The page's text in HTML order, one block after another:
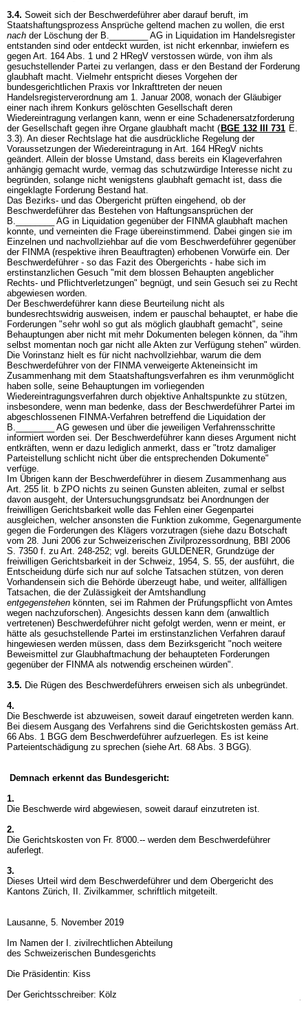
3.4. Soweit sich der Beschwerdeführer aber darauf beruft, im
Staatshaftungsprozess Ansprüche geltend machen zu wollen, die erst
nach der Löschung der B.________ AG in Liquidation im Handelsregister
entstanden sind oder entdeckt wurden, ist nicht erkennbar, inwiefern es
gegen Art. 164 Abs. 1 und 2 HRegV verstossen würde, von ihm als
gesuchstellender Partei zu verlangen, dass er den Bestand der Forderung
glaubhaft macht. Vielmehr entspricht dieses Vorgehen der
bundesgerichtlichen Praxis vor Inkrafttreten der neuen
Handelsregisterverordnung am 1. Januar 2008, wonach der Gläubiger
einer nach ihrem Konkurs gelöschten Gesellschaft deren
Wiedereintragung verlangen kann, wenn er eine Schadenersatzforderung
der Gesellschaft gegen ihre Organe glaubhaft macht ( BGE 132 III 731 E.
3.3). An dieser Rechtslage hat die ausdrückliche Regelung der
Voraussetzungen der Wiedereintragung in Art. 164 HRegV nichts
geändert. Allein der blosse Umstand, dass bereits ein Klageverfahren
anhängig gemacht wurde, vermag das schutzwürdige Interesse nicht zu
begründen, solange nicht wenigstens glaubhaft gemacht ist, dass die
eingeklagte Forderung Bestand hat.
Das Bezirks- und das Obergericht prüften eingehend, ob der
Beschwerdeführer das Bestehen von Haftungsansprüchen der
B.________ AG in Liquidation gegenüber der FINMA glaubhaft machen
konnte, und verneinten die Frage übereinstimmend. Dabei gingen sie im
Einzelnen und nachvollziehbar auf die vom Beschwerdeführer gegenüber
der FINMA (respektive ihren Beauftragten) erhobenen Vorwürfe ein. Der
Beschwerdeführer - so das Fazit des Obergerichts - habe sich im
erstinstanzlichen Gesuch "mit dem blossen Behaupten angeblicher
Rechts- und Pflichtverletzungen" begnügt, und sein Gesuch sei zu Recht
abgewiesen worden.
Der Beschwerdeführer kann diese Beurteilung nicht als
bundesrechtswidrig ausweisen, indem er pauschal behauptet, er habe die
Forderungen "sehr wohl so gut als möglich glaubhaft gemacht", seine
Behauptungen aber nicht mit mehr Dokumenten belegen können, da "ihm
selbst momentan noch gar nicht alle Akten zur Verfügung stehen" würden.
Die Vorinstanz hielt es für nicht nachvollziehbar, warum die dem
Beschwerdeführer von der FINMA verweigerte Akteneinsicht im
Zusammenhang mit dem Staatshaftungsverfahren es ihm verunmöglicht
haben solle, seine Behauptungen im vorliegenden
Wiedereintragungsverfahren durch objektive Anhaltspunkte zu stützen,
insbesondere, wenn man bedenke, dass der Beschwerdeführer Partei im
abgeschlossenen FINMA-Verfahren betreffend die Liquidation der
B.________ AG gewesen und über die jeweiligen Verfahrensschritte
informiert worden sei. Der Beschwerdeführer kann dieses Argument nicht
entkräften, wenn er dazu lediglich anmerkt, dass er "trotz damaliger
Parteistellung schlicht nicht über die entsprechenden Dokumente"
verfüge.
Im Übrigen kann der Beschwerdeführer in diesem Zusammenhang aus
Art. 255 lit. b ZPO nichts zu seinen Gunsten ableiten, zumal er selbst
davon ausgeht, der Untersuchungsgrundsatz bei Anordnungen der
freiwilligen Gerichtsbarkeit wolle das Fehlen einer Gegenpartei
ausgleichen, welcher ansonsten die Funktion zukomme, Gegenargumente
gegen die Forderungen des Klägers vorzutragen (siehe dazu Botschaft
vom 28. Juni 2006 zur Schweizerischen Zivilprozessordnung, BBl 2006
S. 7350 f. zu Art. 248-252; vgl. bereits GULDENER, Grundzüge der
freiwilligen Gerichtsbarkeit in der Schweiz, 1954, S. 55, der ausführt, die
Entscheidung dürfe sich nur auf solche Tatsachen stützen, von deren
Vorhandensein sich die Behörde überzeugt habe, und weiter, allfälligen
Tatsachen, die der Zulässigkeit der Amtshandlung
entgegenstehen könnten, sei im Rahmen der Prüfungspflicht von Amtes
wegen nachzuforschen). Angesichts dessen kann dem (anwaltlich
vertretenen) Beschwerdeführer nicht gefolgt werden, wenn er meint, er
hätte als gesuchstellende Partei im erstinstanzlichen Verfahren darauf
hingewiesen werden müssen, dass dem Bezirksgericht "noch weitere
Beweismittel zur Glaubhaftmachung der behaupteten Forderungen
gegenüber der FINMA als notwendig erscheinen würden".
3.5. Die Rügen des Beschwerdeführers erweisen sich als unbegründet.
4.
Die Beschwerde ist abzuweisen, soweit darauf eingetreten werden kann.
Bei diesem Ausgang des Verfahrens sind die Gerichtskosten gemäss Art.
66 Abs. 1 BGG dem Beschwerdeführer aufzuerlegen. Es ist keine
Parteientschädigung zu sprechen (siehe Art. 68 Abs. 3 BGG).
Demnach erkennt das Bundesgericht:
1.
Die Beschwerde wird abgewiesen, soweit darauf einzutreten ist.
2.
Die Gerichtskosten von Fr. 8'000.-- werden dem Beschwerdeführer
auferlegt.
3.
Dieses Urteil wird dem Beschwerdeführer und dem Obergericht des
Kantons Zürich, II. Zivilkammer, schriftlich mitgeteilt.
Lausanne, 5. November 2019
Im Namen der I. zivilrechtlichen Abteilung
des Schweizerischen Bundesgerichts
Die Präsidentin: Kiss
Der Gerichtsschreiber: Kölz